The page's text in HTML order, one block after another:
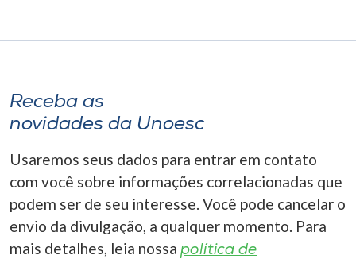
Selecione
A+
A-
Receba as
novidades da Unoesc
Usaremos seus dados para entrar em contato
com você sobre informações correlacionadas que
podem ser de seu interesse. Você pode cancelar o
envio da divulgação, a qualquer momento. Para
mais detalhes, leia nossa política de